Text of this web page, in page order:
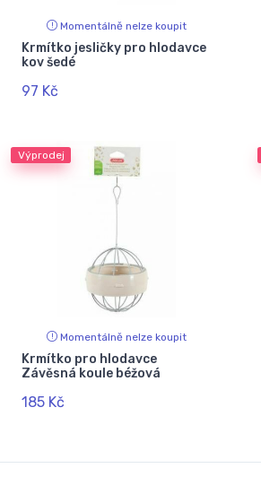
Momentálně nelze koupit
Krmítko jesličky pro hlodavce
kov šedé
97 Kč
Výprodej
Momentálně nelze koupit
Krmítko pro hlodavce
Závěsná koule béžová
185 Kč